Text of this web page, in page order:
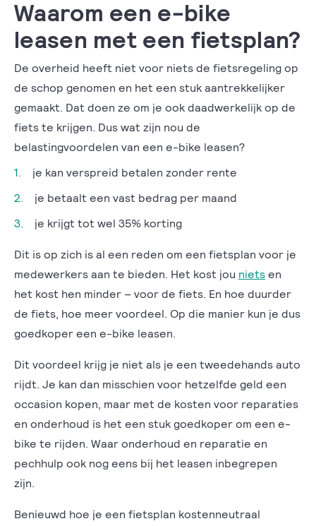
Waarom een e-bike
leasen met een fietsplan?
De overheid heeft niet voor niets de fietsregeling op
de schop genomen en het een stuk aantrekkelijker
gemaakt. Dat doen ze om je ook daadwerkelijk op de
fiets te krijgen. Dus wat zijn nou de
belastingvoordelen van een e-bike leasen?
je kan verspreid betalen zonder rente
je betaalt een vast bedrag per maand
je krijgt tot wel 35% korting
Dit is op zich is al een reden om een fietsplan voor je
medewerkers aan te bieden. Het kost jou niets en
het kost hen minder – voor de fiets. En hoe duurder
de fiets, hoe meer voordeel. Op die manier kun je dus
goedkoper een e-bike leasen.
Dit voordeel krijg je niet als je een tweedehands auto
rijdt. Je kan dan misschien voor hetzelfde geld een
occasion kopen, maar met de kosten voor reparaties
en onderhoud is het een stuk goedkoper om een e-
bike te rijden. Waar onderhoud en reparatie en
pechhulp ook nog eens bij het leasen inbegrepen
zijn.
Benieuwd hoe je een fietsplan kostenneutraal